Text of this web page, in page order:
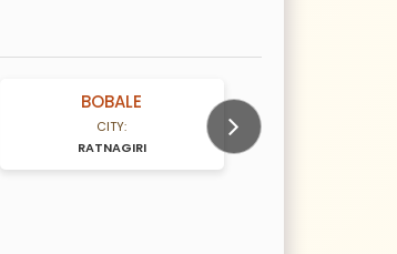
N/A Years oldBOBALE
CITY:
RATNAGIRI
Next